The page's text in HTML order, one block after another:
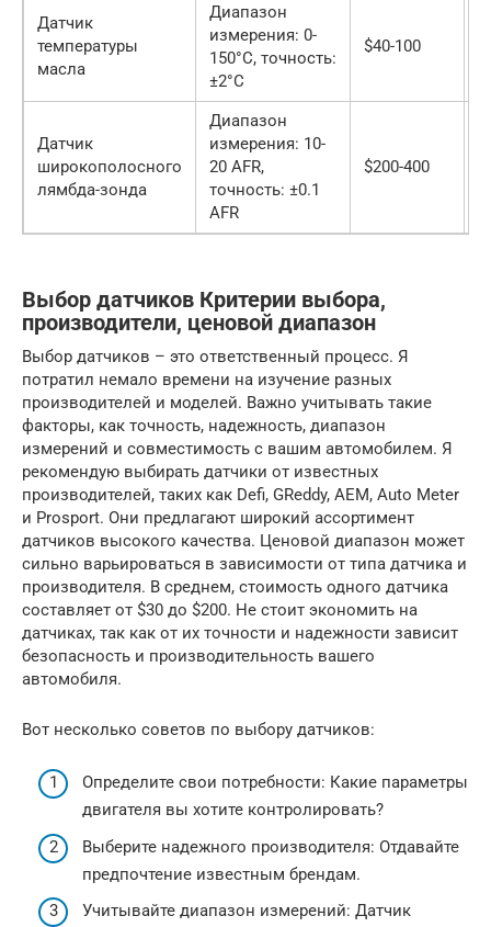
Датчик
температуры
масла
Диапазон
измерения: 0-
150°C, точность:
±2°C
$40-100
Датчик
широкополосного
лямбда-зонда
Диапазон
измерения: 10-
20 AFR,
точность: ±0.1
AFR
$200-400
Выбор датчиков Критерии выбора,
производители, ценовой диапазон
Выбор датчиков – это ответственный процесс. Я
потратил немало времени на изучение разных
производителей и моделей. Важно учитывать такие
факторы, как точность, надежность, диапазон
измерений и совместимость с вашим автомобилем. Я
рекомендую выбирать датчики от известных
производителей, таких как Defi, GReddy, AEM, Auto Meter
и Prosport. Они предлагают широкий ассортимент
датчиков высокого качества. Ценовой диапазон может
сильно варьироваться в зависимости от типа датчика и
производителя. В среднем, стоимость одного датчика
составляет от $30 до $200. Не стоит экономить на
датчиках, так как от их точности и надежности зависит
безопасность и производительность вашего
автомобиля.
Вот несколько советов по выбору датчиков:
Определите свои потребности: Какие параметры
двигателя вы хотите контролировать?
Выберите надежного производителя: Отдавайте
предпочтение известным брендам.
Учитывайте диапазон измерений: Датчик